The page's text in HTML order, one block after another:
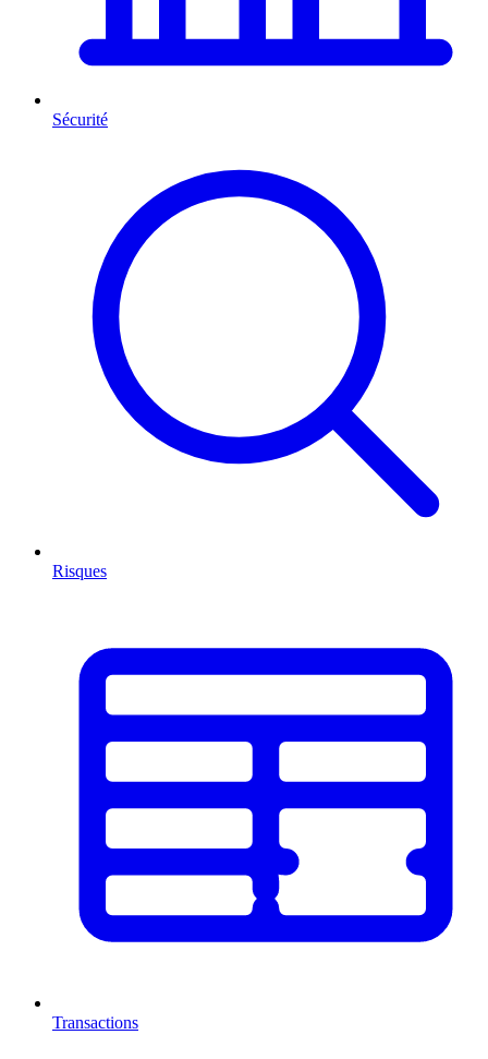
Sécurité
Risques
Transactions